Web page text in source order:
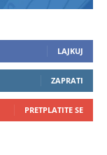
LAJKUJ
ZAPRATI
PRETPLATITE SE